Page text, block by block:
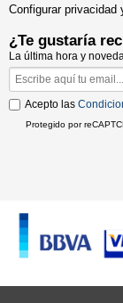
Configurar privacidad
¿Te gustaría
La última hora y
Acepto las
Protegido por